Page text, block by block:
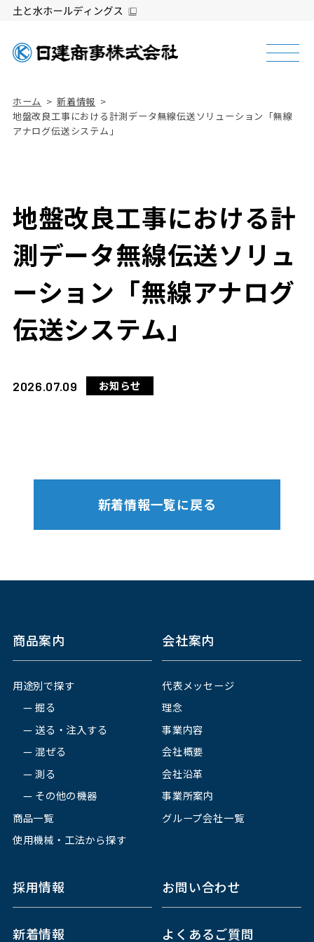
ホーム
新着情報
地盤改良工事における計測データ無線伝送ソリューション「無線
アナログ伝送システム」
地盤改良工事における計
測データ無線伝送ソリュ
ーション「無線アナログ
伝送システム」
2026.07.09 お知らせ
新着情報一覧に戻る
商品案内
用途別で探す
掘る
送る・注入する
混ぜる
測る
その他の機器
商品一覧
使用機械・工法から探す
会社案内
代表メッセージ
理念
事業内容
会社概要
会社沿革
事業所案内
グループ会社一覧
採用情報 お問い合わせ
新着情報 よくあるご質問